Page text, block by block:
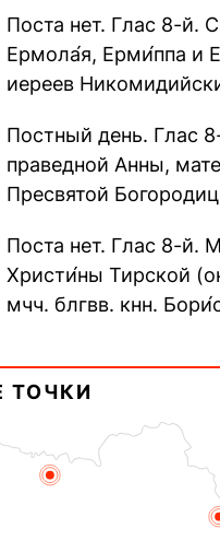
Поста нет. Глас 8-й.
Ермола́я, Ерми́ппа и
иереев
Печерского, в
пещерах...
Постный день. Глас
праведной Анны,
Пресвятой
прп. Евпракси́и
Поста нет. Глас 8-й.
Христи́ны Тирской
мчч. блгвв. кнн.
Дави́да (1015). Прп....
ТОЧКИ